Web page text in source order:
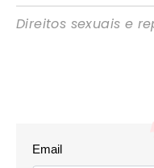
Direitos sexuais e